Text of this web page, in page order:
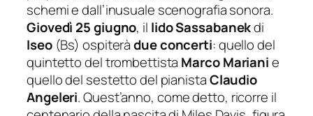
schemi e dall’inusuale scenografia sonora.
Giovedì 25 giugno, il lido Sassabanekdi
Iseo (Bs) ospiteràdue concerti: quello del
quintetto del trombettista Marco Marianie
quello del sestetto del pianistaClaudio
Angeleri.Quest’anno, come detto, ricorre il